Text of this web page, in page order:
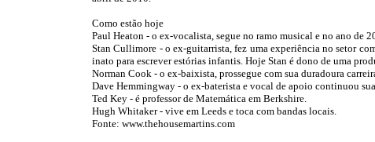
Como estão hoje
Paul Heaton - o ex-vocalista, segue no ramo musical e no ano
Stan Cullimore - o ex-guitarrista, fez uma experiência no setor
inato para escrever estórias infantis. Hoje Stan é dono de uma
Norman Cook - o ex-baixista, prossegue com sua duradoura
Dave Hemmingway - o ex-baterista e vocal de apoio continuou
Ted Key - é professor de Matemática em Berkshire.
Hugh Whitaker - vive em Leeds e toca com bandas locais.
Fonte: www.thehousemartins.com